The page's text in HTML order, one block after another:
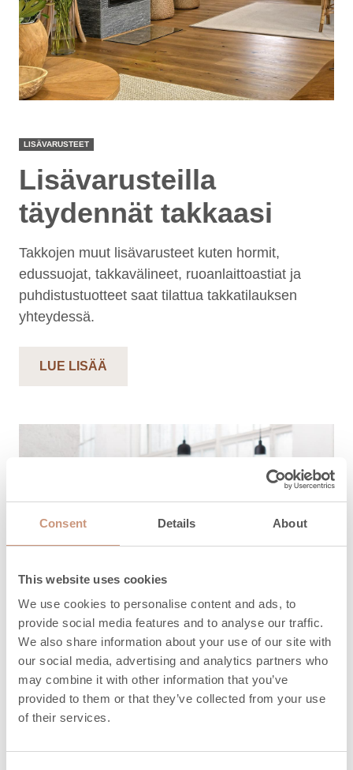
Consent Details About
This website uses cookies
We use cookies to personalise content and ads, to
provide social media features and to analyse our traffic.
We also share information about your use of our site with
our social media, advertising and analytics partners who
may combine it with other information that you’ve
provided to them or that they’ve collected from your use
of their services.
LISÄVARUSTEET
Lisävarusteilla
täydennät takkaasi
Takkojen muut lisävarusteet kuten hormit,
edussuojat, takkavälineet, ruoanlaittoastiat ja
puhdistustuotteet saat tilattua takkatilauksen
yhteydessä.
LUE LISÄÄ